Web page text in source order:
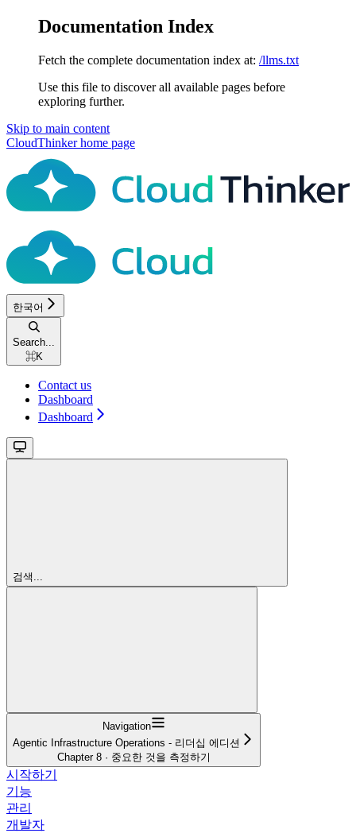
Documentation Index
Fetch the complete documentation index at: /llms.txt
Use this file to discover all available pages before
exploring further.
Skip to main content
CloudThinkerhome page
한국어
Search...
⌘K
Contact us
Dashboard
Dashboard
검색...
Navigation
Agentic Infrastructure Operations - 리더십 에디션
Chapter 8 · 중요한 것을 측정하기
시작하기
기능
관리
개발자